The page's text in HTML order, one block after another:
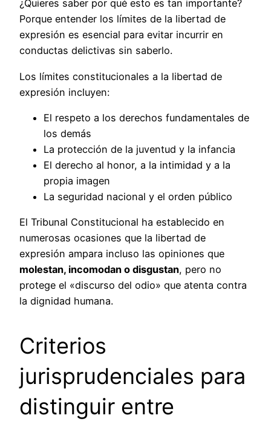
¿Quieres saber por qué esto es tan importante?
Porque entender los límites de la libertad de
expresión es esencial para evitar incurrir en
conductas delictivas sin saberlo.
Los límites constitucionales a la libertad de
expresión incluyen:
El respeto a los derechos fundamentales de
los demás
La protección de la juventud y la infancia
El derecho al honor, a la intimidad y a la
propia imagen
La seguridad nacional y el orden público
El Tribunal Constitucional ha establecido en
numerosas ocasiones que la libertad de
expresión ampara incluso las opiniones que
molestan, incomodan o disgustan, pero no
protege el «discurso del odio» que atenta contra
la dignidad humana.
Criterios
jurisprudenciales para
distinguir entre